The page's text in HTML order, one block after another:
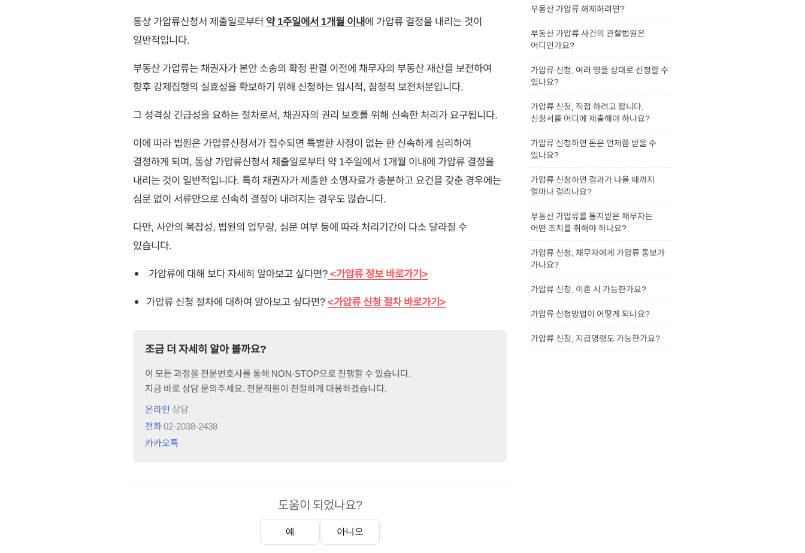
통상 가압류신청서 제출일로부터 약 1주일에서 1개월 이내에 가압류 결정을 내리는 것이
일반적입니다.
부동산 가압류는 채권자가 본안 소송의 확정 판결 이전에 채무자의 부동산 재산을 보전하여
향후 강제집행의 실효성을 확보하기 위해 신청하는 임시적, 잠정적 보전처분입니다.
그 성격상 긴급성을 요하는 절차로서, 채권자의 권리 보호를 위해 신속한 처리가 요구됩니다.
이에 따라 법원은 가압류신청서가 접수되면 특별한 사정이 없는 한 신속하게 심리하여
결정하게 되며, 통상 가압류신청서 제출일로부터 약 1주일에서 1개월 이내에 가압류 결정을
내리는 것이 일반적입니다. 특히 채권자가 제출한 소명자료가 충분하고 요건을 갖춘 경우에는
심문 없이 서류만으로 신속히 결정이 내려지는 경우도 많습니다.
다만, 사안의 복잡성, 법원의 업무량, 심문 여부 등에 따라 처리기간이 다소 달라질 수
있습니다.
가압류에 대해 보다 자세히 알아보고 싶다면?<가압류 정보 바로가기>
가압류 신청 절차에 대하여 알아보고 싶다면?<가압류 신청 절차 바로가기>
조금 더 자세히 알아 볼까요?
이 모든 과정을 전문변호사를 통해 NON-STOP으로 진행할 수 있습니다.
지금 바로 상담 문의주세요. 전문직원이 친절하게 대응하겠습니다.
온라인 상담
전화02-2038-2438
카카오톡
도움이 되었나요?
예 아니오
부동산 가압류 해제하려면?
부동산 가압류 사건의 관할법원은
어디인가요?
가압류 신청, 여러 명을 상대로 신청할 수
있나요?
가압류 신청, 직접 하려고 합니다.
신청서를 어디에 제출해야 하나요?
가압류 신청하면 돈은 언제쯤 받을 수
있나요?
가압류 신청하면 결과가 나올 때까지
얼마나 걸리나요?
부동산 가압류를 통지받은 채무자는
어떤 조치를 취해야 하나요?
가압류 신청, 채무자에게 가압류 통보가
가나요?
가압류 신청, 이혼 시 가능한가요?
가압류 신청방법이 어떻게 되나요?
가압류 신청, 지급명령도 가능한가요?